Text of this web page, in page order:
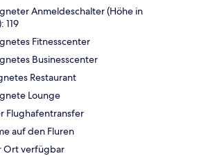
Anmeldeschalter (Höhe in
119
Fitnesscenter
Businesscenter
Restaurant
Lounge
Flughafentransfer
auf den Fluren
Ort verfügbar